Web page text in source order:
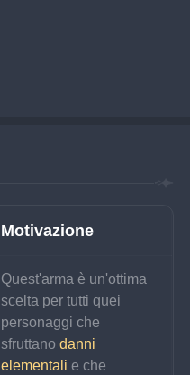
Motivazione
Quest'arma è un'ottima
scelta per tutti quei
personaggi che
sfruttano danni
elementali e che